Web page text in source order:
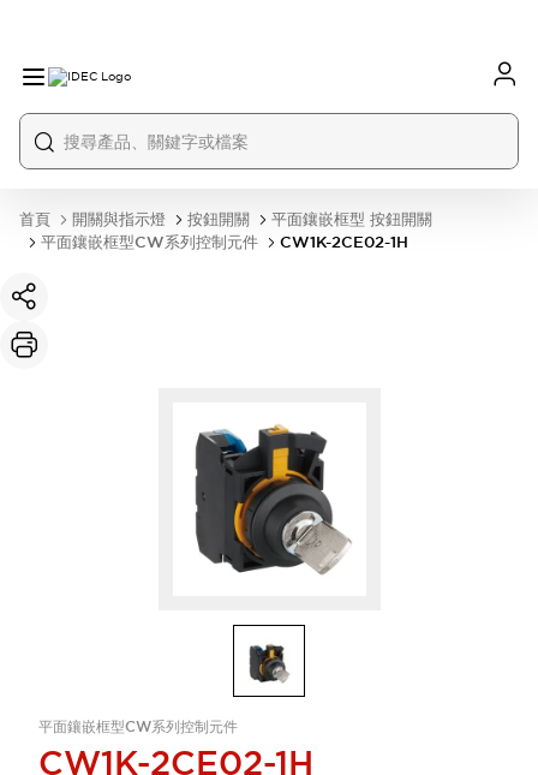
首頁 開關與指示燈 按鈕開關
平面鑲嵌框型 按鈕開關
平面鑲嵌框型CW系列控制元件
CW1K-2CE02-1H
平面鑲嵌框型CW系列控制元件
CW1K-2CE02-1H